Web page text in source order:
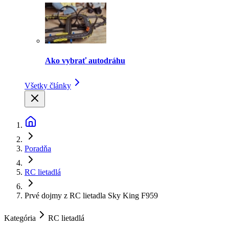
Ako vybrať autodráhu
Všetky články
Poradňa
RC lietadlá
Prvé dojmy z RC lietadla Sky King F959
Kategória RC lietadlá